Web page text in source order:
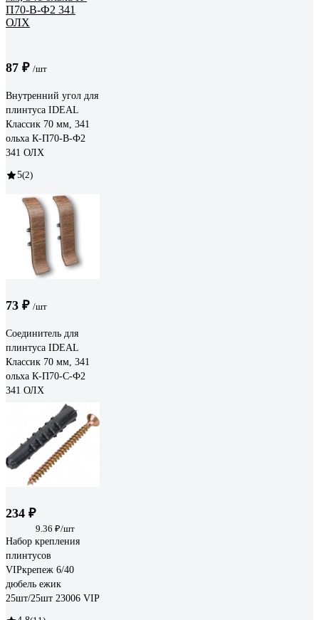
87 ₽ /шт
Внутренний угол для
плинтуса IDEAL
Классик 70 мм, 341
ольха К-П70-В-Ф2
341 ОЛХ
5(2)
73 ₽ /шт
Соединитель для
плинтуса IDEAL
Классик 70 мм, 341
ольха К-П70-С-Ф2
341 ОЛХ
234 ₽
9.36 ₽/шт
Набор крепления
плинтусов
VIPкрепеж 6/40
дюбель ежик
25шт/25шт 23006 VIP